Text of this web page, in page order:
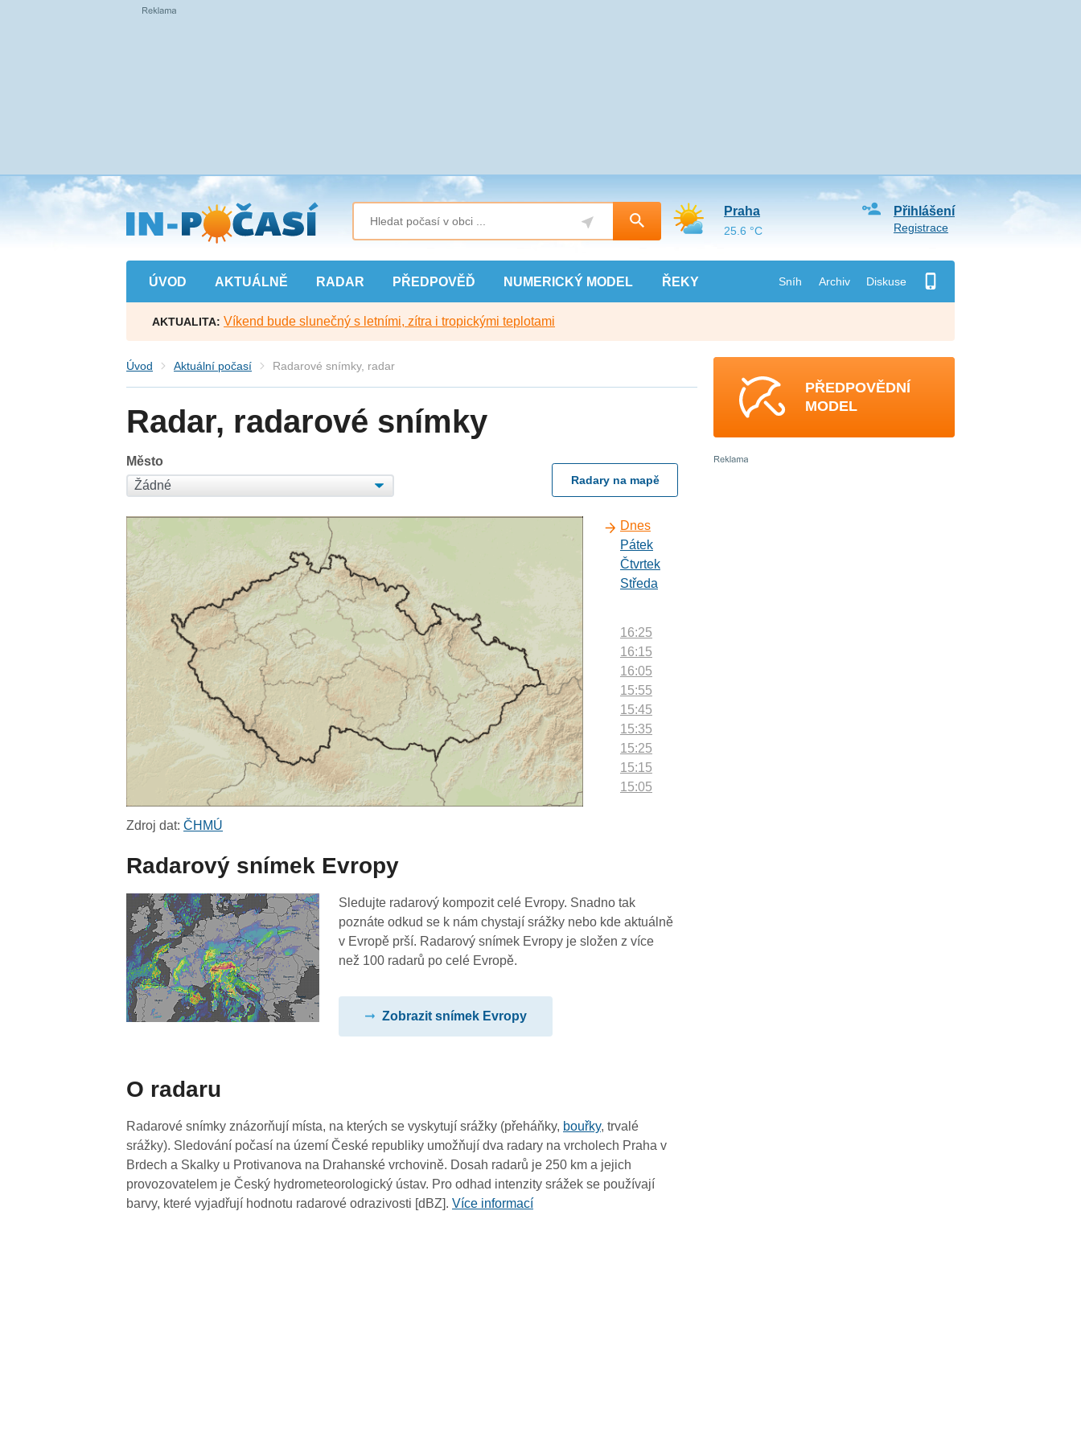
Přejít
na
hlavní
obsah
ÚVOD AKTUÁLNĚ RADAR PŘEDPOVĚĎ NUMERICKÝ MODEL ŘEKY Sníh Archiv Diskuse
Přihlášení
Registrace
Praha
25.6 °C
AKTUALITA: Víkend bude slunečný s letními, zítra i tropickými teplotami
Úvod Aktuální počasí Radarové snímky, radar
Radar, radarové snímky
Město
Radary na mapě
Dnes
Pátek
Čtvrtek
Středa
16:25
16:15
16:05
15:55
15:45
15:35
15:25
15:15
15:05
14:05
13:55
13:45
12:05
11:55
11:45
11:35
Zdroj dat:ČHMÚ
Radarový snímek Evropy
Sledujte radarový kompozit celé Evropy. Snadno tak
poznáte odkud se k nám chystají srážky nebo kde aktuálně
v Evropě prší. Radarový snímek Evropy je složen z více
než 100 radarů po celé Evropě.
Zobrazit snímek Evropy
O radaru
Radarové snímky znázorňují místa, na kterých se vyskytují srážky (přeháňky, bouřky, trvalé
srážky). Sledování počasí na území České republiky umožňují dva radary na vrcholech Praha v
Brdech a Skalky u Protivanova na Drahanské vrchovině. Dosah radarů je 250 km a jejich
provozovatelem je Český hydrometeorologický ústav. Pro odhad intenzity srážek se používají
barvy, které vyjadřují hodnotu radarové odrazivosti [dBZ].Více informací
PŘEDPOVĚDNÍ
MODEL